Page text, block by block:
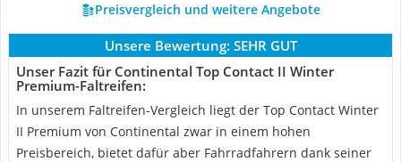
Preisvergleich und weitere Angebote
Unsere Bewertung: SEHR GUT
Unser Fazit für Continental Top Contact II Winter
Premium-Faltreifen:
In unserem Faltreifen-Vergleich liegt der Top Contact Winter
II Premium von Continental zwar in einem hohen
Preisbereich, bietet dafür aber Fahrradfahrern dank seiner